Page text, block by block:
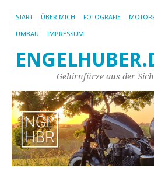
START ÜBER MICH FOTOGRAFIE
UMBAU IMPRESSUM
Gehirnfürze aus der